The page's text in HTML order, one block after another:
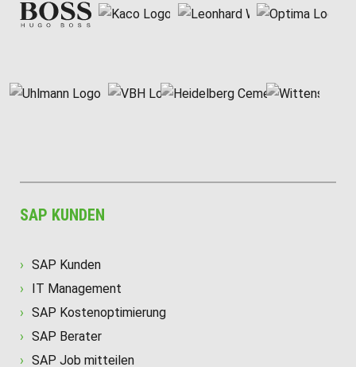
SAP KUNDEN
SAP Kunden
IT Management
SAP Kostenoptimierung
SAP Berater
SAP Job mitteilen